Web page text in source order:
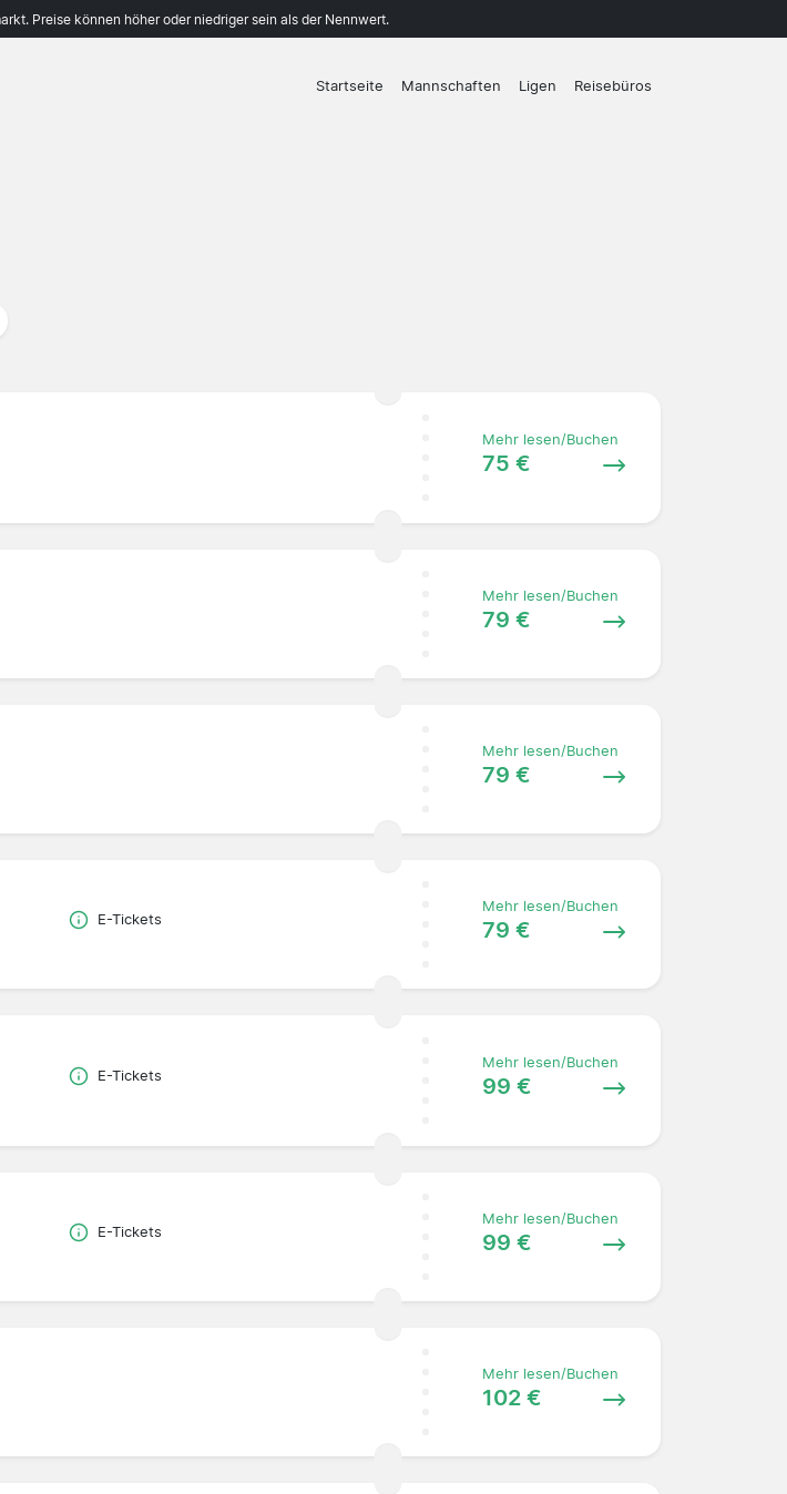
Preise können höher oder niedriger sein als der Nennwert.
Startseite Mannschaften Ligen Reisebüros
Mehr lesen/Buchen
75 €
Mehr lesen/Buchen
79 €
Mehr lesen/Buchen
79 €
E-Tickets
Mehr lesen/Buchen
79 €
E-Tickets
Mehr lesen/Buchen
99 €
E-Tickets
Mehr lesen/Buchen
99 €
Mehr lesen/Buchen
102 €